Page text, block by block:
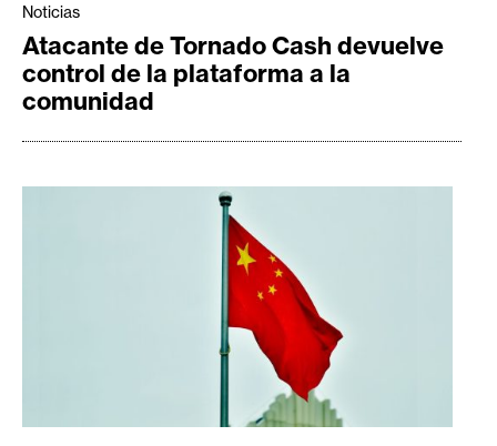
N
o
t
s
Noticias
Atacante de Tornado Cash devuelve
control de la plataforma a la
comunidad